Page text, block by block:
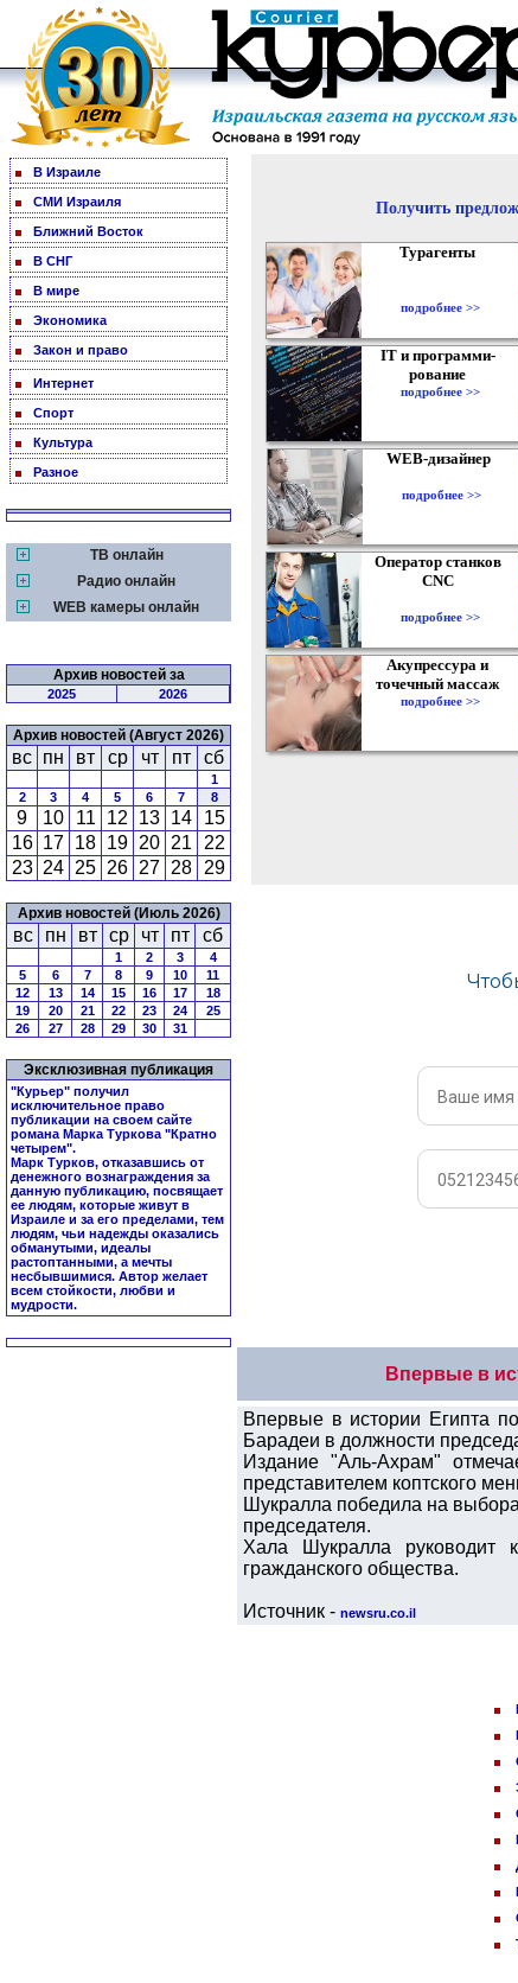
В Израиле
СМИ Израиля
Ближний Восток
В СНГ
В мире
Экономика
Закон и право
Интернет
Спорт
Культура
Разное
ТВ онлайн
Радио онлайн
WEB камеры онлайн
Архив новостей за
2025 2026
Архив новостей (Август 2026)
вс пн вт ср чт пт сб
1
2
3 4 5 6 7 8
9 10 11 12 13 14
15
16 17 18 19 20 21
22
23 24 25 26 27 28 29
Архив новостей (Июль 2026)
вс пн вт ср чт пт сб
1 2 3
4
5
6 7 8 9 10
11
12
13 14 15 16 17
18
19
20 21 22 23 24
25
26
27 28 29 30 31
Эксклюзивная публикация
"Курьер" получил
исключительное право
публикации на своем сайте
романа Марка Туркова "Кратно
четырем".
Марк Турков, отказавшись от
денежного вознаграждения за
данную публикацию, посвящает
ее людям, которые живут в
Израиле и за его пределами, тем
людям, чьи надежды оказались
обманутыми, идеалы
растоптанными, а мечты
несбывшимися. Автор желает
всем стойкости, любви и
мудрости.
Получить
Турагенты
подробнее >>
IT и программи-
рование
подробнее >>
WEB-дизайнер
подробнее >>
Оператор станков
CNC
подробнее >>
Акупрессура и
точечный массаж
подробнее >>
Впервые в
Впервые в истории Египта
Барадеи в должности
Издание "Аль-Ахрам"
представителем коптского
Шукралла победила на
председателя.
Хала Шукралла руководит
гражданского общества.
Источник - newsru.co.il